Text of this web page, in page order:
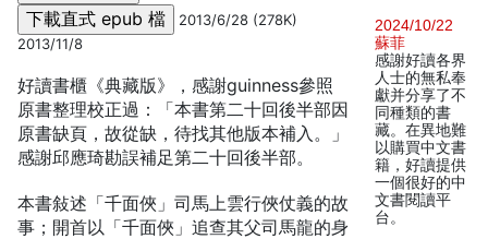
2013/6/28 (278K)
2013/11/8
好讀書櫃《典藏版》，感謝guinness參照
原書整理校正過：「本書第二十回後半部因
原書缺頁，故從缺，待找其他版本補入。」
感謝邱應琦勘誤補足第二十回後半部。
本書敍述「千面俠」司馬上雲行俠仗義的故
事；開首以「千面俠」追查其父司馬龍的身
2024/10/22
蘇菲
感謝好讀各界
人士的無私奉
獻并分享了不
同種類的書
藏。在異地難
以購買中文書
籍，好讀提供
一個很好的中
文書閱讀平
台。